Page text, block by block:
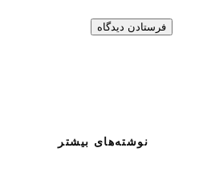
نوشته‌های بیشتر